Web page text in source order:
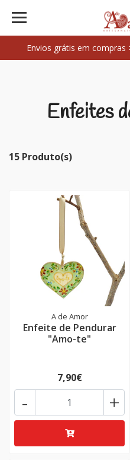
Envios grátis em
Enfeites
15 Produto(s)
A de Amor
Enfeite de Pendurar
"Amo-te"
7,90€
+
-